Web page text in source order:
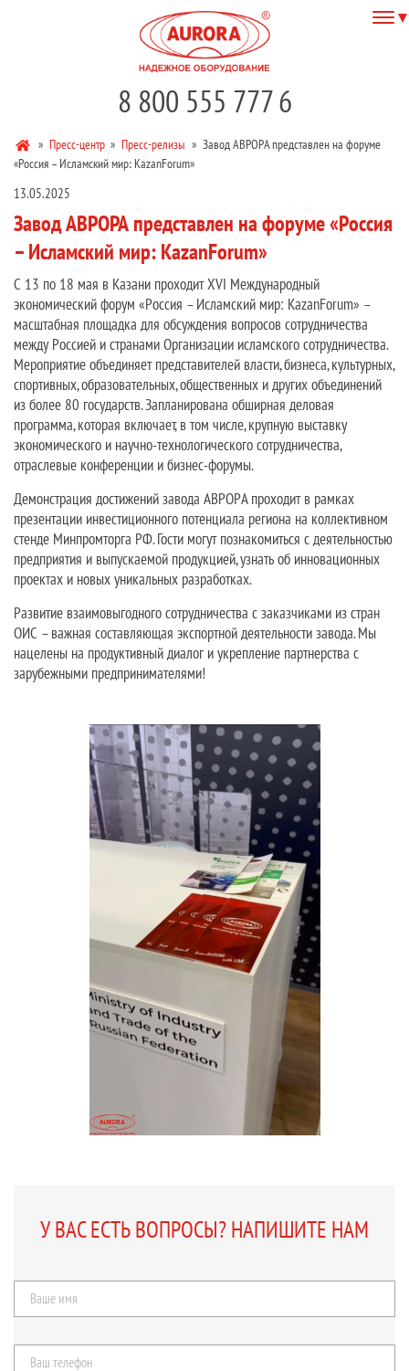
8 800 555 777 6
» Пресс-центр » Пресс-релизы » Завод АВРОРА представлен на форуме
«Россия – Исламский мир: KazanForum»
13.05.2025
Завод АВРОРА представлен на форуме «Россия
– Исламский мир: KazanForum»
С 13 по 18 мая в Казани проходит ХVI Международный
экономический форум «Россия – Исламский мир: KazanForum» –
масштабная площадка для обсуждения вопросов сотрудничества
между Россией и странами Организации исламского сотрудничества.
Мероприятие объединяет представителей власти, бизнеса, культурных,
спортивных, образовательных, общественных и других объединений
из более 80 государств. Запланирована обширная деловая
программа, которая включает, в том числе, крупную выставку
экономического и научно-технологического сотрудничества,
отраслевые конференции и бизнес-форумы.
Демонстрация достижений завода АВРОРА проходит в рамках
презентации инвестиционного потенциала региона на коллективном
стенде Минпромторга РФ. Гости могут познакомиться с деятельностью
предприятия и выпускаемой продукцией, узнать об инновационных
проектах и новых уникальных разработках.
Развитие взаимовыгодного сотрудничества с заказчиками из стран
ОИС – важная составляющая экспортной деятельности завода. Мы
нацелены на продуктивный диалог и укрепление партнерства с
зарубежными предпринимателями!
У ВАС ЕСТЬ ВОПРОСЫ? НАПИШИТЕ НАМ